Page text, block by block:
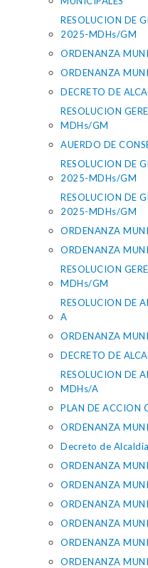
RESOLUCION DE
2025-MDHs/GM
ORDENANZA
ORDENANZA
DECRETO DE
RESOLUCION
MDHs/GM
AUERDO DE
RESOLUCION DE
2025-MDHs/GM
RESOLUCION DE
2025-MDHs/GM
ORDENANZA
ORDENANZA
RESOLUCION
MDHs/GM
RESOLUCION DE
A
ORDENANZA
DECRETO DE
RESOLUCION DE
MDHs/A
PLAN DE ACCION
ORDENANZA
Decreto de
ORDENANZA
ORDENANZA
ORDENANZA
ORDENANZA
ORDENANZA
ORDENANZA